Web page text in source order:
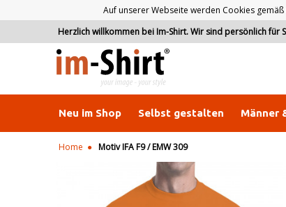
Auf unserer Webseite werden Cookies
Herzlich willkommen bei Im-Shirt. Wir sind persönlich für
Neu im Shop Selbst gestalten Männer
Home Motiv IFA F9 / EMW 309